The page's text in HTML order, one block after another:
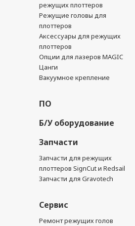
режущих плоттеров
Режущие головы для
плоттеров
Аксессуары для режущих
плоттеров
Опции для лазеров MAGIC
Цанги
Вакуумное крепление
ПО
Б/У оборудование
Запчасти
Запчасти для режущих
плоттеров SignCut и Redsail
Запчасти для Gravotech
Сервис
Ремонт режущих голов